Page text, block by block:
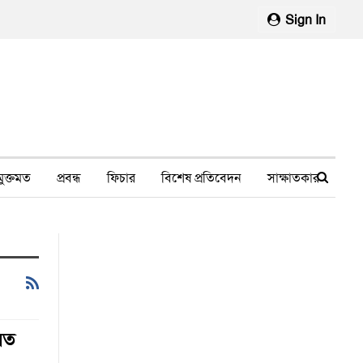
Sign In
প্রবন্ধ ফিচার বিশেষ প্রতিবেদন সাক্ষাতকার